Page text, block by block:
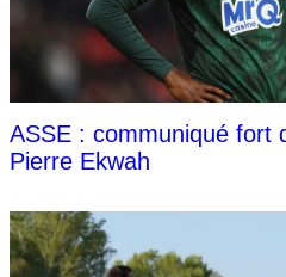
ASSE : communiqué fort
Pierre Ekwah